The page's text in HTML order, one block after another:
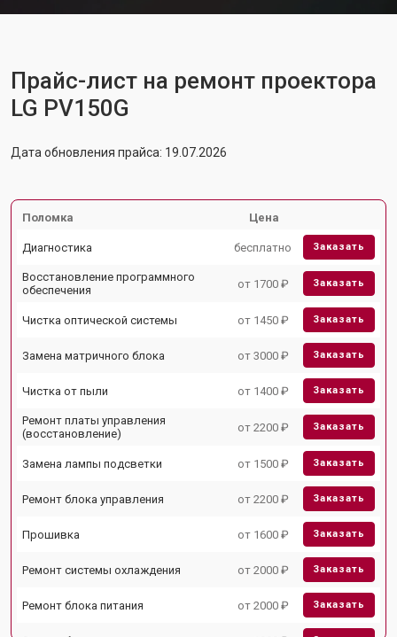
Прайс-лист на ремонт проектора
LG PV150G
Дата обновления прайса: 19.07.2026
Поломка Цена
Диагностика бесплатно Заказать
Восстановление программного
обеспечения
от 1700 ₽ Заказать
Чистка оптической системы от 1450 ₽ Заказать
Замена матричного блока от 3000 ₽ Заказать
Чистка от пыли от 1400 ₽ Заказать
Ремонт платы управления
(восстановление)
от 2200 ₽ Заказать
Замена лампы подсветки от 1500 ₽ Заказать
Ремонт блока управления от 2200 ₽ Заказать
Прошивка от 1600 ₽ Заказать
Ремонт системы охлаждения от 2000 ₽ Заказать
Ремонт блока питания от 2000 ₽ Заказать